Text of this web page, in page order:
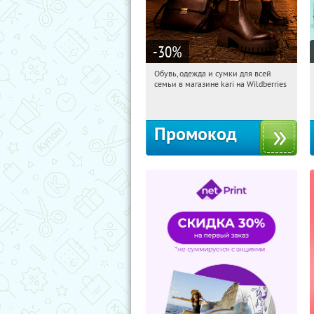
-30%
21:42:11 Получили:
Обувь, одежда и сумки для всей
семьи в магазине kari на Wildberries
Промокод